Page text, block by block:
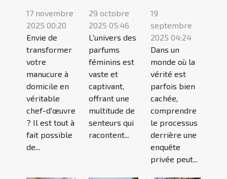
17 novembre
2025 00:20
Envie de
transformer
votre
manucure à
domicile en
véritable
chef-d'œuvre
? Il est tout à
fait possible
de...
29 octobre
2025 05:46
L'univers des
parfums
féminins est
vaste et
captivant,
offrant une
multitude de
senteurs qui
racontent...
19
septembre
2025 04:24
Dans un
monde où la
vérité est
parfois bien
cachée,
comprendre
le processus
derrière une
enquête
privée peut...